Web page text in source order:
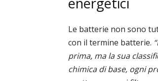
Le batterie non sono
con il termine batterie.
prima, ma la sua
chimica di base, ogni